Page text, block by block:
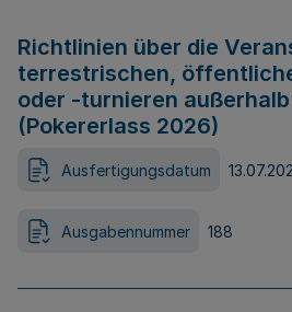
Richtlinien über die
terrestrischen,
oder -turnieren
(Pokererlass 2026)
Ausfertigungsdatum
Ausgabennummer 188